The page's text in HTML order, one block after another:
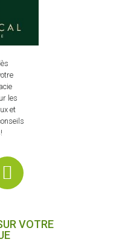
les
et
VOTRE